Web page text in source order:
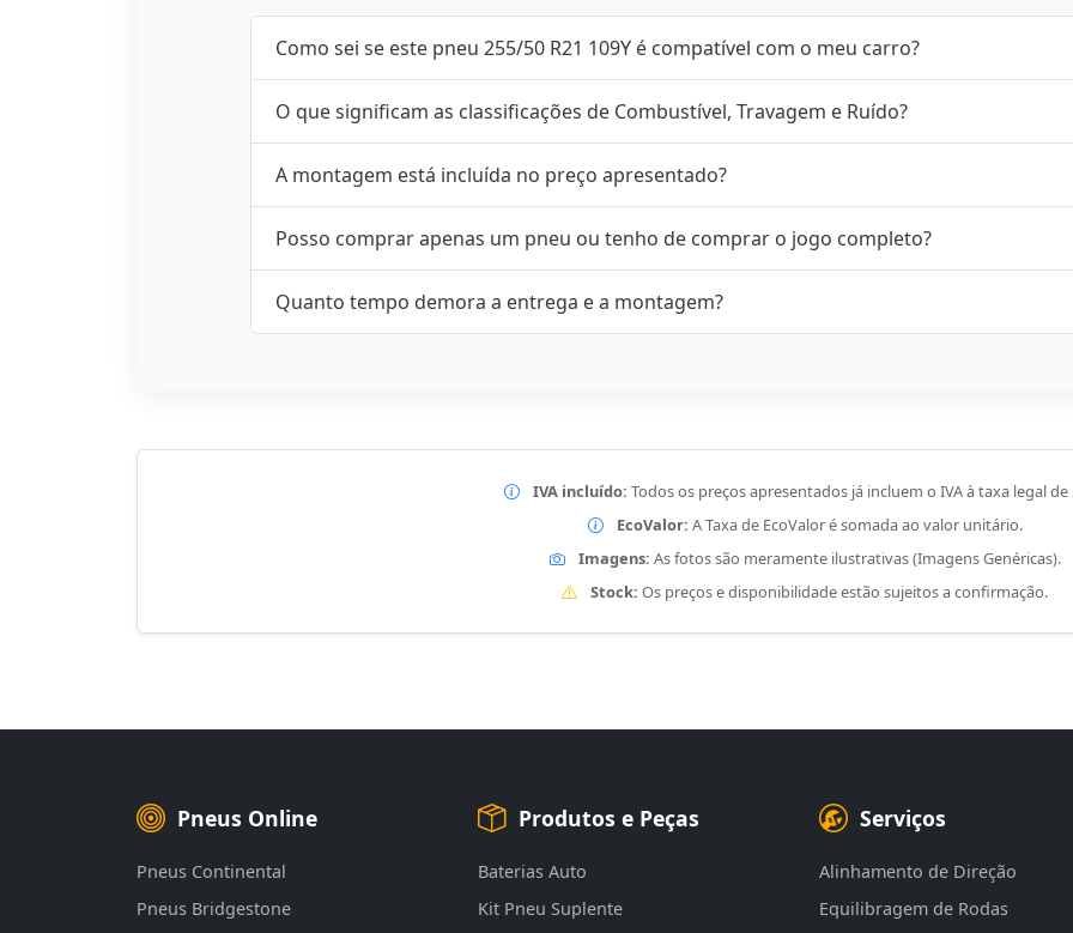
Como sei se este pneu 255/50 R21 109Y é compatível com o meu carro?
O que significam as classificações de Combustível, Travagem e Ruído?
A montagem está incluída no preço apresentado?
Posso comprar apenas um pneu ou tenho de comprar o jogo completo?
Quanto tempo demora a entrega e a montagem?
IVA incluído: Todos os preços apresentados já incluem o IVA à taxa legal de
EcoValor: A Taxa de EcoValor é somada ao valor unitário.
Imagens: As fotos são meramente ilustrativas (Imagens Genéricas).
Stock: Os preços e disponibilidade estão sujeitos a confirmação.
Pneus Online
Pneus Continental
Pneus Bridgestone
Produtos e Peças
Baterias Auto
Kit Pneu Suplente
Serviços
Alinhamento de Direção
Equilibragem de Rodas